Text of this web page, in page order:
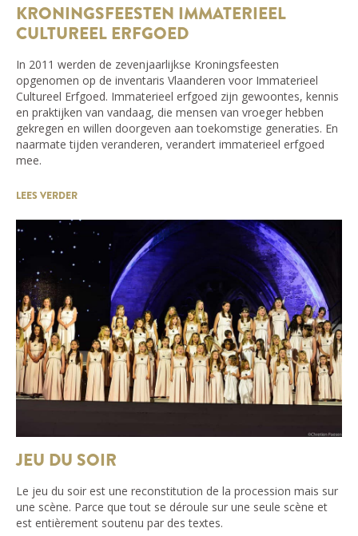
KRONINGSFEESTEN IMMATERIEEL
CULTUREEL ERFGOED
In 2011 werden de zevenjaarlijkse Kroningsfeesten
opgenomen op de inventaris Vlaanderen voor Immaterieel
Cultureel Erfgoed. Immaterieel erfgoed zijn gewoontes, kennis
en praktijken van vandaag, die mensen van vroeger hebben
gekregen en willen doorgeven aan toekomstige generaties. En
naarmate tijden veranderen, verandert immaterieel erfgoed
mee.
LEES VERDER
JEU DU SOIR
Le jeu du soir est une reconstitution de la procession mais sur
une scène. Parce que tout se déroule sur une seule scène et
est entièrement soutenu par des textes.